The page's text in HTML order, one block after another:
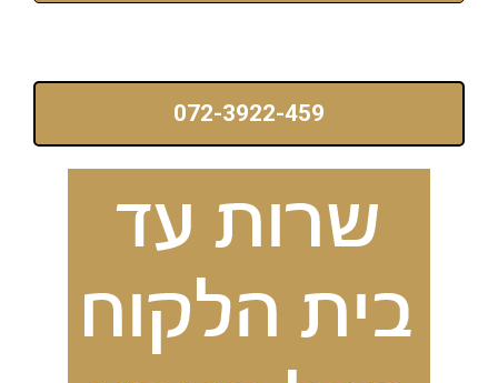
072-3922-459